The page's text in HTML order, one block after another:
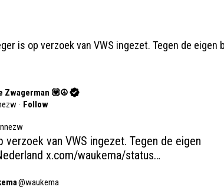
is op verzoek van VWS ingezet. Tegen de eigen
Zwagerman 💟☮️
· Follow
verzoek van VWS ingezet. Tegen de eigen
x.com/waukema/status…
@waukema